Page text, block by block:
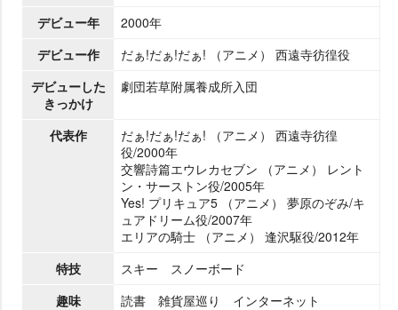
デビュー年
2000年
デビュー作
だぁ!だぁ!だぁ! （アニメ） 西遠寺彷徨役
デビューした
きっかけ
劇団若草附属養成所入団
代表作
だぁ!だぁ!だぁ! （アニメ） 西遠寺彷徨
役/2000年
交響詩篇エウレカセブン （アニメ） レント
ン・サーストン役/2005年
Yes! プリキュア5 （アニメ） 夢原のぞみ/キ
ュアドリーム役/2007年
エリアの騎士 （アニメ） 逢沢駆役/2012年
特技
スキー スノーボード
趣味
読書 雑貨屋巡り インターネット